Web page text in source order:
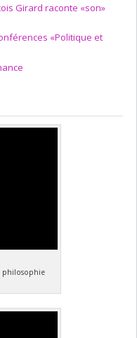
Girard raconte «son»
«Politique et
philosophie